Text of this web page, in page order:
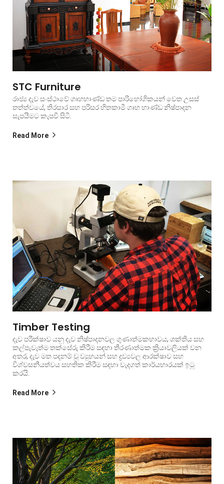
STC Furniture
රාජ්‍ය දැව සංස්ථාවේ ගෘහභාණ්ඩ තම පාරිභෝගිකයන් වෙත උසස්
තත්ත්වයේ, තිරසාර සහ පරිසර හිතකාමී ගෘහ භාණ්ඩ නිෂ්පාදන
සැපයීමට කැපවී සිටී.
Read More
Timber Testing
දැව පරීක්ෂාව යනු දැව නිෂ්පාදනවල ගුණාත්මකභාවය, ශක්තිය සහ
කල්පැවැත්ම තක්සේරු කිරීම සඳහා තීරණාත්මක ක්‍රියාවලියක් වන
අතර, දැව මත පදනම් වූ ව්‍යුහයන් සහ ද්‍රව්‍යවල ආරක්ෂාව සහ
විශ්වසනීයත්වය සහතික කිරීම සඳහා වැදගත් කාර්යභාරයක් ඉටු
කරයි.
Read More